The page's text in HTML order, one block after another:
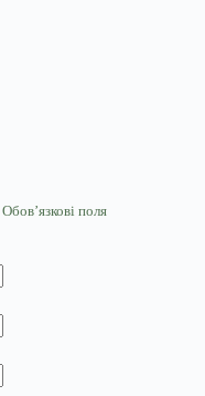
Обов’язкові поля